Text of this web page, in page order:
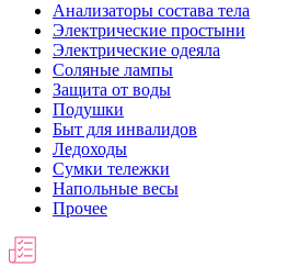
Анализаторы состава тела
Электрические простыни
Электрические одеяла
Соляные лампы
Защита от воды
Подушки
Быт для инвалидов
Ледоходы
Сумки тележки
Напольные весы
Прочее